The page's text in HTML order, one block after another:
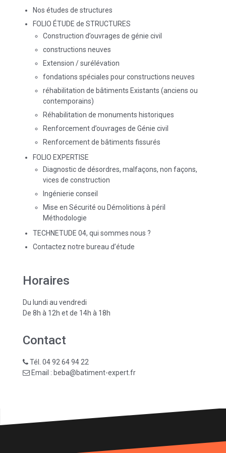
Nos études de structures
FOLIO ÉTUDE de STRUCTURES
Construction d’ouvrages de génie civil
constructions neuves
Extension / surélévation
fondations spéciales pour constructions neuves
réhabilitation de bâtiments Existants (anciens ou
contemporains)
Réhabilitation de monuments historiques
Renforcement d’ouvrages de Génie civil
Renforcement de bâtiments fissurés
FOLIO EXPERTISE
Diagnostic de désordres, malfaçons, non façons,
vices de construction
Ingénierie conseil
Mise en Sécurité ou Démolitions à péril
Méthodologie
TECHNETUDE 04, qui sommes nous ?
Contactez notre bureau d’étude
Horaires
Du lundi au vendredi
De 8h à 12h et de 14h à 18h
Contact
Tél. 04 92 64 94 22
Email : beba@batiment-expert.fr